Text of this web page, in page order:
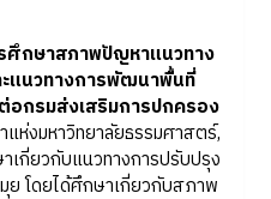
ศึกษาสภาพปัญหาแนวทาง
แนวทางการพัฒนาพื้นที่
อกรมส่งเสริมการปกครอง
ห่งมหาวิทยาลัยธรรมศาสตร์,
เกี่ยวกับแนวทางการปรับปรุง
ย โดยได้ศึกษาเกี่ยวกับสภาพ